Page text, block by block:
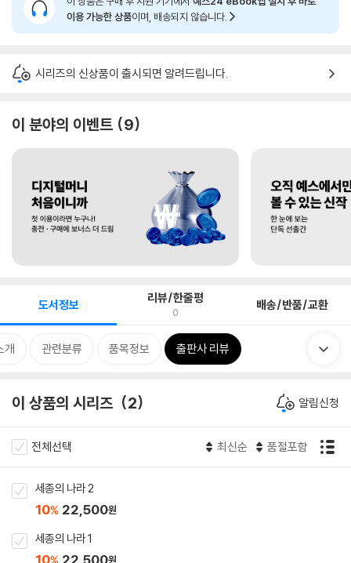
이용 가능한 상품이며, 배송되지 않습니다.
시리즈의 신상품이 출시되면 알려드립니다.
이 분야의 이벤트 9
도서정보 리뷰/한줄평
0 배송/반품/교환
개 관련분류 품목정보 출판사 리뷰
이 상품의 시리즈 2 알림신청
전체선택 최신순 품절포함
세종의 나라 2
10% 22,500원
세종의 나라 1
10 22,500원